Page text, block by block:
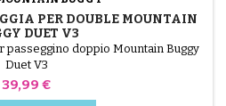
PER DOUBLE MOUNTAIN
DUET V3
passeggino doppio Mountain Buggy
Duet V3
Prezzo
39,99 €